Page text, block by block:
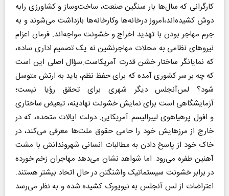
کارگرانی که سال‌ها بار سنگین صنعت، ساخت‌وساز و کشاورزی رابه
دوش کشیده‌اند،امروز درخانه‌ها وکارخانه‌ها بازداشت می‌شوند و به
جرم مهاجر بودن با تهدید اخراج و خشونت مواجه‌اند. فرمان اعزام
نیروهای نظامی به محلات مهاجرنشین نه یک تصمیم اداری ساده،
که نمایانگر ساختار خشن قدرت آمریکاست.سؤال اصلی این است
که چه بر سر کشوری آمده که برای حفظ نظم، باید به ارتش متوسل
شود؟ لس‌آنجلس دیگر شهری برای تحقق رؤیا نیست؛
آزمایشگاهی است برای نمایش خشونت نهادینه، تبعیض ساختاری
و افول پرهیاهوی لیبرالیسم آمریکایی. دولت ایالات متحده، که در
خارج از مرزهایش خود را حامی حقوق ملت‌ها معرفی می‌کند، در
خاک خود از پاسخ دادن به مطالبات انسانی شهروندانش با مشت
آهنین طفره می‌رود. اما شواهد نشان می‌دهد مهاجران زخم خورده
در برابر خشونت سیستماتیک واشنگتن در حال اتحاد بیشتر هستند.
اعتراضات از لس آنجلس به نیویورک کشیده شده و به نظر می‌رسد